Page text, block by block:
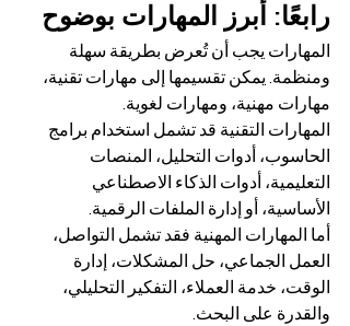
رابعًا: أبرز المهارات بوضوح
المهارات يجب أن تُعرض بطريقة سهلة
ومنظمة. يمكن تقسيمها إلى مهارات تقنية،
مهارات مهنية، ومهارات لغوية.
المهارات التقنية قد تشمل استخدام برامج
الحاسوب، أدوات التحليل، المنصات
التعليمية، أدوات الذكاء الاصطناعي
الأساسية، أو إدارة الملفات الرقمية.
أما المهارات المهنية فقد تشمل التواصل،
العمل الجماعي، حل المشكلات، إدارة
الوقت، خدمة العملاء، التفكير التحليلي،
والقدرة على البحث.